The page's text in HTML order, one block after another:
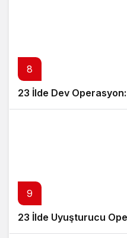
8
23 İlde Dev
9
23 İlde Uyuşturucu